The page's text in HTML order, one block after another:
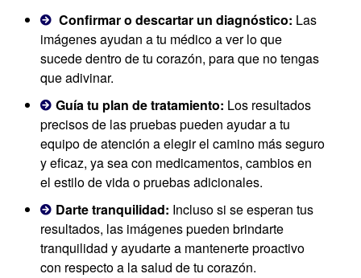
Confirmar o descartar un diagnóstico: Las
imágenes ayudan a tu médico a ver lo que
sucede dentro de tu corazón, para que no tengas
que adivinar.
Guía tu plan de tratamiento: Los resultados
precisos de las pruebas pueden ayudar a tu
equipo de atención a elegir el camino más seguro
y eficaz, ya sea con medicamentos, cambios en
el estilo de vida o pruebas adicionales.
Darte tranquilidad: Incluso si se esperan tus
resultados, las imágenes pueden brindarte
tranquilidad y ayudarte a mantenerte proactivo
con respecto a la salud de tu corazón.